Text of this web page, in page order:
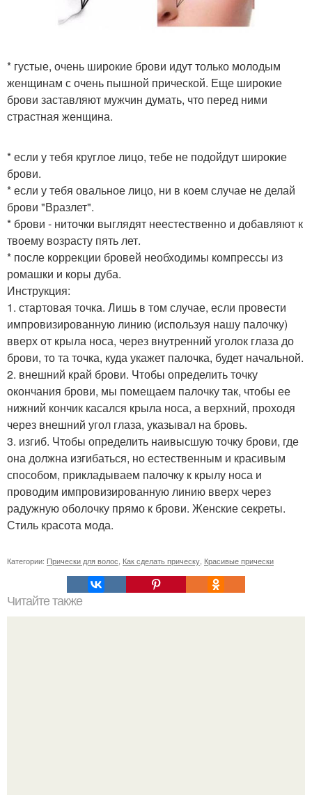
* густые, очень широкие брови идут только молодым
женщинам с очень пышной прической. Еще широкие
брови заставляют мужчин думать, что перед ними
страстная женщина.
* если у тебя круглое лицо, тебе не подойдут широкие
брови.
* если у тебя овальное лицо, ни в коем случае не делай
брови "Вразлет".
* брови - ниточки выглядят неестественно и добавляют к
твоему возрасту пять лет.
* после коррекции бровей необходимы компрессы из
ромашки и коры дуба.
Инструкция:
1. стартовая точка. Лишь в том случае, если провести
импровизированную линию (используя нашу палочку)
вверх от крыла носа, через внутренний уголок глаза до
брови, то та точка, куда укажет палочка, будет начальной.
2. внешний край брови. Чтобы определить точку
окончания брови, мы помещаем палочку так, чтобы ее
нижний кончик касался крыла носа, а верхний, проходя
через внешний угол глаза, указывал на бровь.
3. изгиб. Чтобы определить наивысшую точку брови, где
она должна изгибаться, но естественным и красивым
способом, прикладываем палочку к крылу носа и
проводим импровизированную линию вверх через
радужную оболочку прямо к брови. Женские секреты.
Стиль красота мода.
Категории: Прически для волос Как сделать прическу Красивые прически
Читайте также